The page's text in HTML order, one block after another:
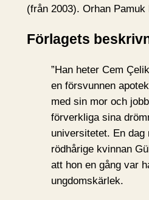
(från 2003). Orhan Pamuk
Förlagets
”Han heter Cem
en försvunnen
med sin mor och
förverkliga sina
universitetet. En dag
rödhårige kvinnan
att hon en gång var
ungdomskärlek.